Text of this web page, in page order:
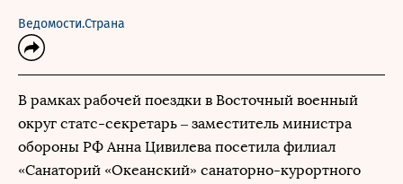
Ведомости.Страна
В рамках рабочей поездки в Восточный военный
округ статс-секретарь – заместитель министра
обороны РФ Анна Цивилева посетила филиал
«Санаторий «Океанский» санаторно-курортного